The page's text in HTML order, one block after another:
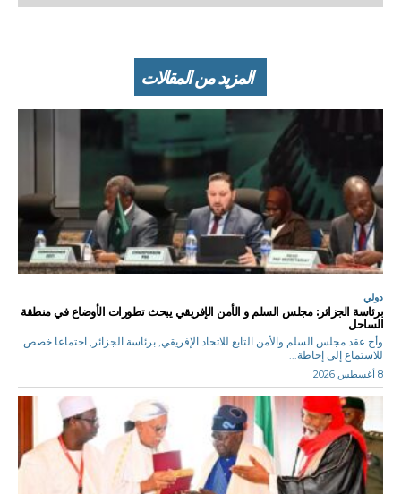
المزيد من المقالات
دولي
برئاسة الجزائر: مجلس السلم و الأمن الإفريقي يبحث تطورات الأوضاع في منطقة
الساحل
وأج عقد مجلس السلم والأمن التابع للاتحاد الإفريقي, برئاسة الجزائر, اجتماعا خصص
للاستماع إلى إحاطة...
8 أغسطس 2026